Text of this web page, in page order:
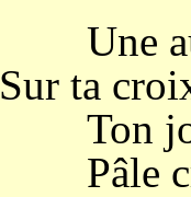
Une
Sur ta
Ton
Pâle